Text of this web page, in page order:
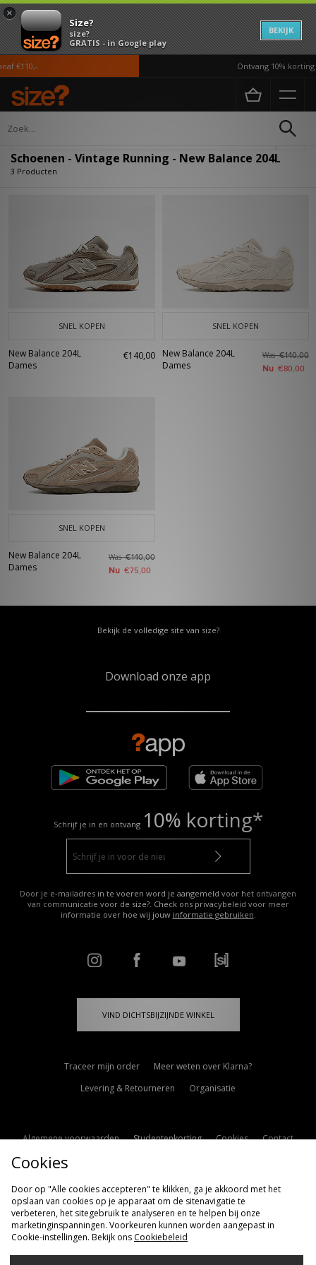
×
Size?
size?
GRATIS - in Google play
BEKIJK
€110,- Ontvang 10% korting
Home Dames
Schoenen - Vintage Running - New Balance 204L
3 Producten
SNEL KOPEN
New Balance 204L
Dames
€140,00
SNEL KOPEN
New Balance 204L
Dames
Was€140,00
Nu €80,00
SNEL KOPEN
New Balance 204L
Dames
Was€140,00
Nu €75,00
Bekijk de volledige site van size?
Download onze app
Schrijf je in en ontvang 10% korting*
Door je e-mailadres in te voeren word je aangemeld voor het ontvangen
van communicatie voor de size?. Check ons privacybeleid voor meer
informatie over hoe wij jouw informatie gebruiken.
VIND DICHTSBIJZIJNDE WINKEL
Traceer mijn order
Meer weten over Klarna?
Levering & Retourneren
Organisatie
Algemene voorwaarden Studentenkorting Cookies
Contact
Cookie Instellingen
Verzenden Naar
Cookies
Door op "Alle cookies accepteren" te klikken, ga je akkoord met het
opslaan van cookies op je apparaat om de sitenavigatie te
verbeteren, het sitegebruik te analyseren en te helpen bij onze
marketinginspanningen. Voorkeuren kunnen worden aangepast in
Cookie-instellingen. Bekijk ons Cookiebeleid